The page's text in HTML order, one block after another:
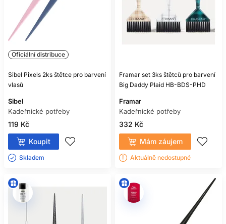
Oficiální distribuce
Sibel Pixels 2ks štětce pro barvení
vlasů
Sibel
Kadeřnické potřeby
119 Kč
Koupit
Skladem ㅤ
Framar set 3ks štětců pro barvení
Big Daddy Plaid HB-BDS-PHD
Framar
Kadeřnické potřeby
332 Kč
Mám záujem
Aktuálně nedostupné